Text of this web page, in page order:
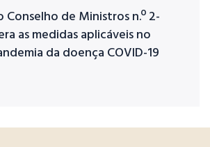
Conselho de Ministros n.º 2-
as medidas aplicáveis no
da doença COVID-19